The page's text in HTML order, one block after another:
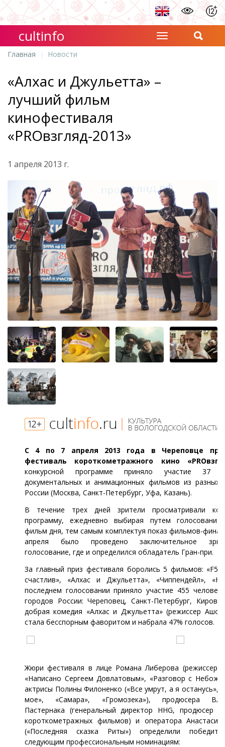
cultinfo
Главная Новости
«Алхас и Джульетта» –
лучший фильм
кинофестиваля
«PROвзгляд-2013»
1 апреля 2013 г.
С 4 по 7 апреля 2013 года в Череповце
фестиваль короткометражного кино
конкурсной программе приняло участие 37
документальных и анимационных фильмов из разных
России (Москва, Санкт-Петербург, Уфа, Казань).
В течение трех дней зрители просматривали
программу, ежедневно выбирая путем голосования
фильм дня, тем самым комплектуя показ фильмов-
апреля было проведено заключительное
голосование, где и определился обладатель Гран-при.
За главный приз фестиваля боролись 5 фильмов:
счастлив», «Алхас и Джульетта», «Чиппендейл»,
последнем голосовании приняло участие 455 человек
городов России: Череповец, Санкт-Петербург, Киров.
добрая комедия «Алхас и Джульетта» (режиссер
стала бесспорным фаворитом и набрала 47% голосов.
Жюри фестиваля в лице Романа Либерова (режиссер
«Написано Сергеем Довлатовым», «Разговор с
актрисы Полины Филоненко («Все умрут, а я останусь»,
мое», «Самара», «Громозека»), продюсера
Пастернака (генеральный директор HHG, продюсер
короткометражных фильмов) и оператора
(«Последняя сказка Риты») определили
следующим профессиональным номинациям: